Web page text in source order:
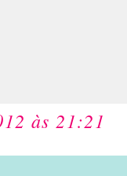
às 21:21